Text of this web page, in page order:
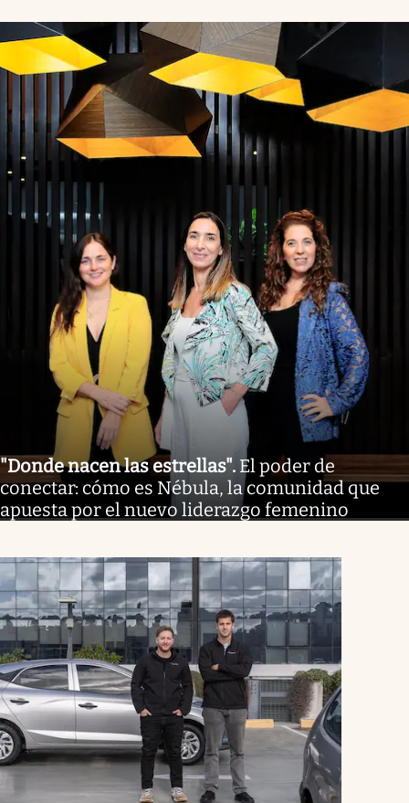
"Donde nacen las estrellas". El poder de
conectar: cómo es Nébula, la comunidad que
apuesta por el nuevo liderazgo femenino